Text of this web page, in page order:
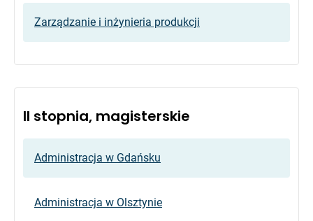
Zarządzanie i inżynieria produkcji
II stopnia, magisterskie
Administracja w Gdańsku
Administracja w Olsztynie